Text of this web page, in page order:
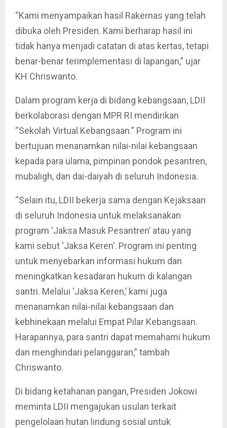
“Kami menyampaikan hasil Rakernas yang telah
dibuka oleh Presiden. Kami berharap hasil ini
tidak hanya menjadi catatan di atas kertas, tetapi
benar-benar terimplementasi di lapangan,” ujar
KH Chriswanto.
Dalam program kerja di bidang kebangsaan, LDII
berkolaborasi dengan MPR RI mendirikan
“Sekolah Virtual Kebangsaan.” Program ini
bertujuan menanamkan nilai-nilai kebangsaan
kepada para ulama, pimpinan pondok pesantren,
mubaligh, dan dai-daiyah di seluruh Indonesia.
“Selain itu, LDII bekerja sama dengan Kejaksaan
di seluruh Indonesia untuk melaksanakan
program ‘Jaksa Masuk Pesantren’ atau yang
kami sebut ‘Jaksa Keren’. Program ini penting
untuk menyebarkan informasi hukum dan
meningkatkan kesadaran hukum di kalangan
santri. Melalui ‘Jaksa Keren,’ kami juga
menanamkan nilai-nilai kebangsaan dan
kebhinekaan melalui Empat Pilar Kebangsaan.
Harapannya, para santri dapat memahami hukum
dan menghindari pelanggaran,” tambah
Chriswanto.
Di bidang ketahanan pangan, Presiden Jokowi
meminta LDII mengajukan usulan terkait
pengelolaan hutan lindung sosial untuk